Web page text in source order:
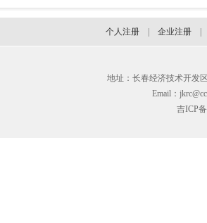
个人注册 企业注册
地址：长春经济技术开发
Email：
吉ICP